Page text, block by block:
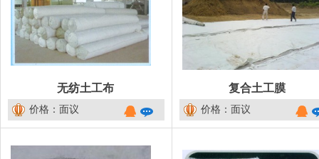
无纺土工布
价格：面议
复合土工膜
价格：面议